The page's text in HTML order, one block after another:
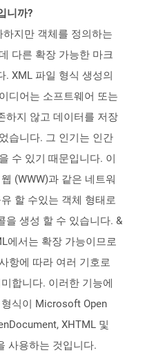
니까?
지만 객체를 정의하는
다른 확장 가능한 마크
. XML 파일 형식 생성의
디어는 소프트웨어 또는
하지 않고 데이터를 저장
습니다. 그 인기는 인간
수 있기 때문입니다. 이
(WWW)과 같은 네트워
할 수있는 객체 형태로
을 생성 할 수 있습니다. &
에서는 확장 가능이므로
항에 따라 여러 기호로
합니다. 이러한 기능에
식이 Microsoft Open
XHTML 및
사용하는 것입니다.